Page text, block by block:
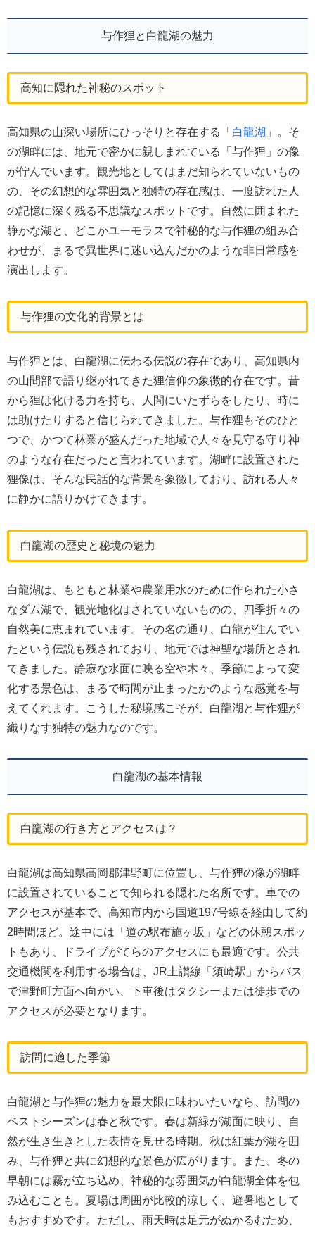
与作狸と白龍湖の魅力
高知に隠れた神秘のスポット
高知県の山深い場所にひっそりと存在する「 白龍湖 」。そ
の湖畔には、地元で密かに親しまれている「与作狸」の像
が佇んでいます。観光地としてはまだ知られていないもの
の、その幻想的な雰囲気と独特の存在感は、一度訪れた人
の記憶に深く残る不思議なスポットです。自然に囲まれた
静かな湖と、どこかユーモラスで神秘的な与作狸の組み合
わせが、まるで異世界に迷い込んだかのような非日常感を
演出します。
与作狸の文化的背景とは
与作狸とは、白龍湖に伝わる伝説の存在であり、高知県内
の山間部で語り継がれてきた狸信仰の象徴的存在です。昔
から狸は化ける力を持ち、人間にいたずらをしたり、時に
は助けたりすると信じられてきました。与作狸もそのひと
つで、かつて林業が盛んだった地域で人々を見守る守り神
のような存在だったと言われています。湖畔に設置された
狸像は、そんな民話的な背景を象徴しており、訪れる人々
に静かに語りかけてきます。
白龍湖の歴史と秘境の魅力
白龍湖は、もともと林業や農業用水のために作られた小さ
なダム湖で、観光地化はされていないものの、四季折々の
自然美に恵まれています。その名の通り、白龍が住んでい
たという伝説も残されており、地元では神聖な場所とされ
てきました。静寂な水面に映る空や木々、季節によって変
化する景色は、まるで時間が止まったかのような感覚を与
えてくれます。こうした秘境感こそが、白龍湖と与作狸が
織りなす独特の魅力なのです。
白龍湖の基本情報
白龍湖の行き方とアクセスは？
白龍湖は高知県高岡郡津野町に位置し、与作狸の像が湖畔
に設置されていることで知られる隠れた名所です。車での
アクセスが基本で、高知市内から国道197号線を経由して約
2時間ほど。途中には「道の駅布施ヶ坂」などの休憩スポッ
トもあり、ドライブがてらのアクセスにも最適です。公共
交通機関を利用する場合は、JR土讃線「須崎駅」からバス
で津野町方面へ向かい、下車後はタクシーまたは徒歩での
アクセスが必要となります。
訪問に適した季節
白龍湖と与作狸の魅力を最大限に味わいたいなら、訪問の
ベストシーズンは春と秋です。春は新緑が湖面に映り、自
然が生き生きとした表情を見せる時期。秋は紅葉が湖を囲
み、与作狸と共に幻想的な景色が広がります。また、冬の
早朝には霧が立ち込め、神秘的な雰囲気が白龍湖全体を包
み込むことも。夏場は周囲が比較的涼しく、避暑地として
もおすすめです。ただし、雨天時は足元がぬかるむため、